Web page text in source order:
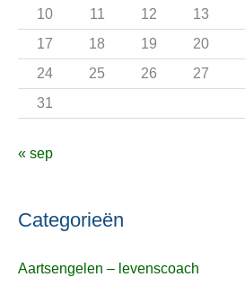
:
10 11 12 13
17
18 19 20
24
25 26 27
31
« sep
Categorieën
Aartsengelen – levenscoach